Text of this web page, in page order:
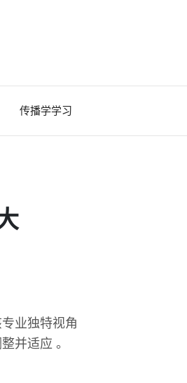
传播学学习
业独特视角
并适应 。